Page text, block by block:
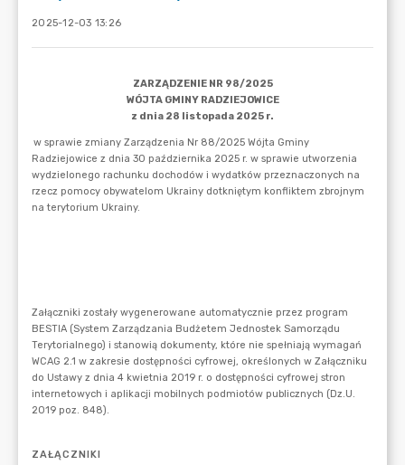
2025-12-03 13:26
ZAŁĄCZNIKI